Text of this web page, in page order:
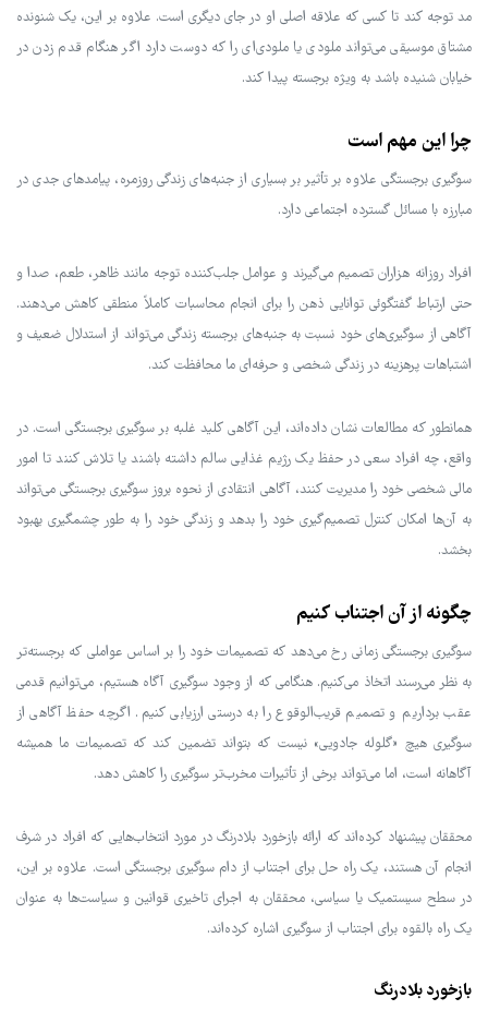
مد توجه کند تا کسی که علاقه اصلی او در جای دیگری است. علاوه بر این، یک شنونده
مشتاق موسیقی می‌تواند ملودی یا ملودی‌ای را که دوست دارد اگر هنگام قدم زدن در
خیابان شنیده باشد به ویژه برجسته پیدا کند.
چرا این مهم است
سوگیری برجستگی علاوه بر تأثیر بر بسیاری از جنبه‌های زندگی روزمره، پیامدهای جدی در
مبارزه با مسائل گسترده اجتماعی دارد.
افراد روزانه هزاران تصمیم می‌گیرند و عوامل جلب‌کننده توجه مانند ظاهر، طعم، صدا و
حتی ارتباط گفتگوئی توانایی ذهن را برای انجام محاسبات کاملاً منطقی کاهش می‌دهند.
آگاهی از سوگیری‌های خود نسبت به جنبه‌های برجسته زندگی می‌تواند از استدلال ضعیف و
اشتباهات پرهزینه در زندگی شخصی و حرفه‌ای ما محافظت کند.
همانطور که مطالعات نشان داده‌اند، این آگاهی کلید غلبه بر سوگیری برجستگی است. در
واقع، چه افراد سعی در حفظ یک رژیم غذایی سالم داشته باشند یا تلاش کنند تا امور
مالی شخصی خود را مدیریت کنند، آگاهی انتقادی از نحوه بروز سوگیری برجستگی می‌تواند
به آن‌ها امکان کنترل تصمیم‌گیری خود را بدهد و زندگی خود را به طور چشمگیری بهبود
بخشد.
چگونه از آن اجتناب کنیم
سوگیری برجستگی زمانی رخ می‌دهد که تصمیمات خود را بر اساس عواملی که برجسته‌تر
به نظر می‌رسند اتخاذ می‌کنیم. هنگامی که از وجود سوگیری آگاه هستیم، می‌توانیم قدمی
عقب برداریم و تصمیم قریب‌الوقوع را به درستی ارزیابی کنیم. اگرچه حفظ آگاهی از
سوگیری هیچ «گلوله جادویی» نیست که بتواند تضمین کند که تصمیمات ما همیشه
آگاهانه است، اما می‌تواند برخی از تأثیرات مخرب‌تر سوگیری را کاهش دهد.
محققان پیشنهاد کرده‌اند که ارائه بازخورد بلادرنگ در مورد انتخاب‌هایی که افراد در شرف
انجام آن هستند، یک راه حل برای اجتناب از دام سوگیری برجستگی است. علاوه بر این،
در سطح سیستمیک یا سیاسی، محققان به اجرای تاخیری قوانین و سیاست‌ها به عنوان
یک راه بالقوه برای اجتناب از سوگیری اشاره کرده‌اند.
بازخورد بلادرنگ